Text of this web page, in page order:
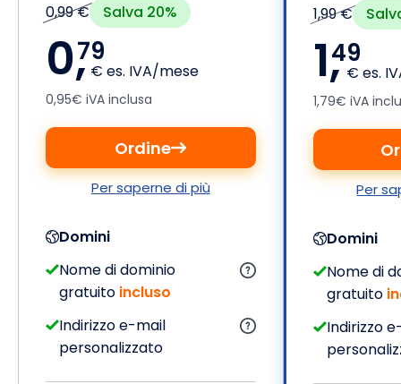
0,99 € Salva 20%
0,79
€ es. IVA/mese
0,95€ iVA inclusa
Ordine
Per saperne di più
Domini
Nome di dominio
gratuito incluso
Indirizzo e-mail
personalizzato
1,99 €
1,49
€ es.
1,79€ iVA
Per
Domini
Nome di
gratuito
Indirizzo